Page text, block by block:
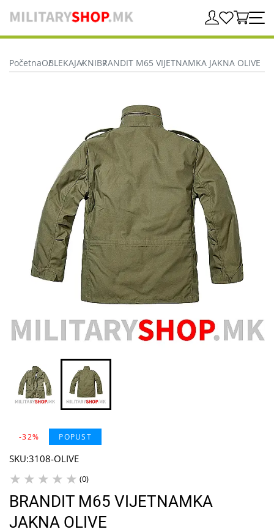
PočetnaOBLEKAJAKNIBRANDIT M65 VIJETNAMKA JAKNA OLIVE
-32% POPUST
SKU:3108-OLIVE
(0)
BRANDIT M65 VIJETNAMKA
JAKNA OLIVE